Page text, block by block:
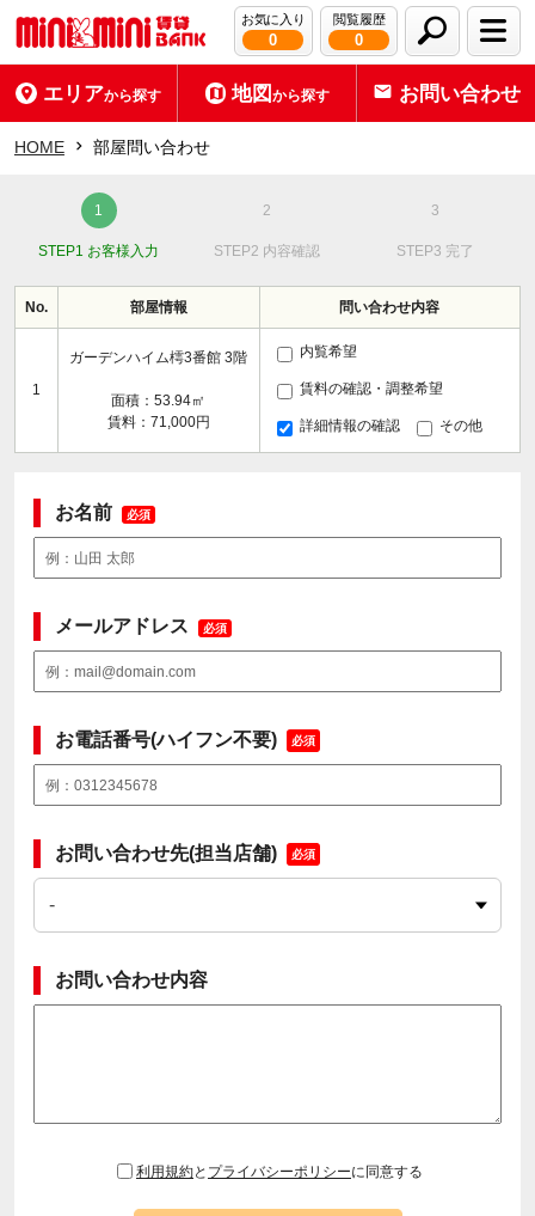
お気に入り
0
閲覧履歴
0
エリアから探す 地図から探す お問い合わせ
HOME 部屋問い合わせ
STEP1 お客様入力 STEP2 内容確認 STEP3 完了
No. 部屋情報 問い合わせ内容
1
ガーデンハイム樗3番館 3階
面積：53.94㎡
賃料：71,000円
内覧希望
賃料の確認・調整希望
詳細情報の確認 その他
お名前 必須
メールアドレス 必須
お電話番号(ハイフン不要) 必須
お問い合わせ先(担当店舗) 必須
お問い合わせ内容
利用規約と プライバシーポリシーに同意する